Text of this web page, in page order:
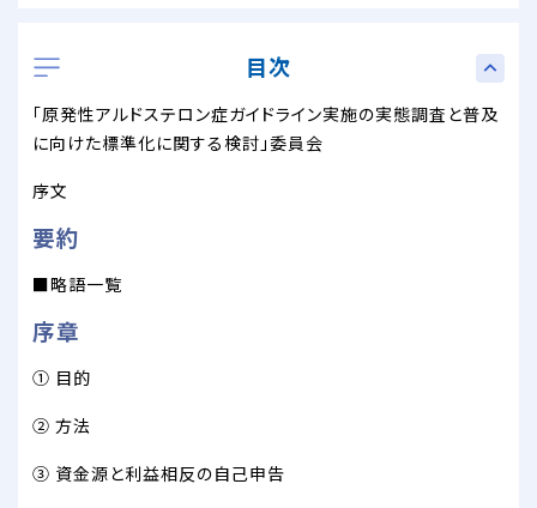
目次
「原発性アルドステロン症ガイドライン実施の実態調査と普及
に向けた標準化に関する検討」委員会
序文
要約
■略語一覧
序章
① 目的
② 方法
③ 資金源と利益相反の自己申告